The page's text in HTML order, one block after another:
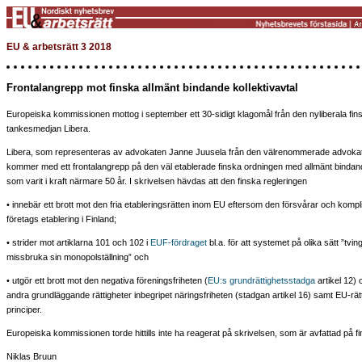
EU & arbetsrätt 3 2018
Frontalangrepp mot finska allmänt bindande kollektivavtal
Europeiska kommissionen mottog i september ett 30-sidigt klagomål från den nyliberala
tankesmedjan Libera.
Libera, som representeras av advokaten Janne Juusela från den välrenommerade
kommer med ett frontalangrepp på den väl etablerade finska ordningen med allmänt
som varit i kraft närmare 50 år. I skrivelsen hävdas att den finska regleringen
• innebär ett brott mot den fria etableringsrätten inom EU eftersom den försvårar och
företags etablering i Finland;
• strider mot artiklarna 101 och 102 i EUF-fördraget bl.a. för att systemet på olika sätt
missbruka sin monopolställning” och
• utgör ett brott mot den negativa föreningsfriheten (EU:s grundrättighetsstadga artikel 12)
andra grundläggande rättigheter inbegripet näringsfriheten (stadgan artikel 16) samt EU-
principer.
Europeiska kommissionen torde hittills inte ha reagerat på skrivelsen, som är avfattad på
Niklas Bruun